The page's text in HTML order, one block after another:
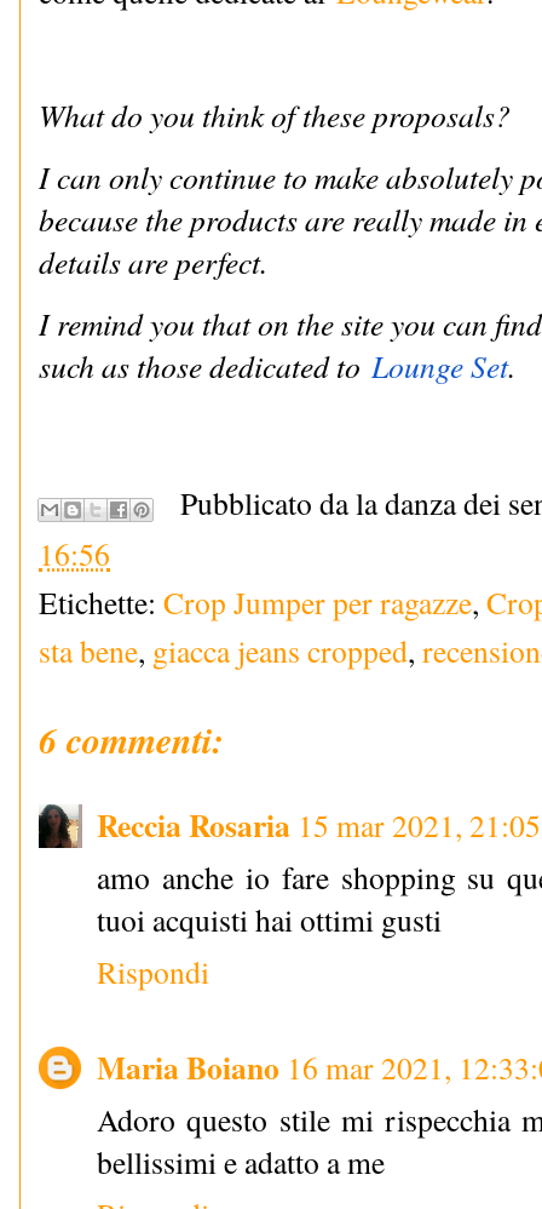
What do you think of these proposals?
I can only continue to make absolutely
because the products are really made
details are perfect.
I remind you that on the site you can
such as those dedicated to Lounge Set.
Pubblicato da la danza dei
16:56
Etichette: Crop Jumper per ragazze,
sta bene, giacca jeans cropped,
6 commenti:
Reccia Rosaria 15 mar 2021,
amo anche io fare shopping su
tuoi acquisti hai ottimi gusti
Rispondi
Maria Boiano 16 mar 2021,
Adoro questo stile mi rispecchia
bellissimi e adatto a me